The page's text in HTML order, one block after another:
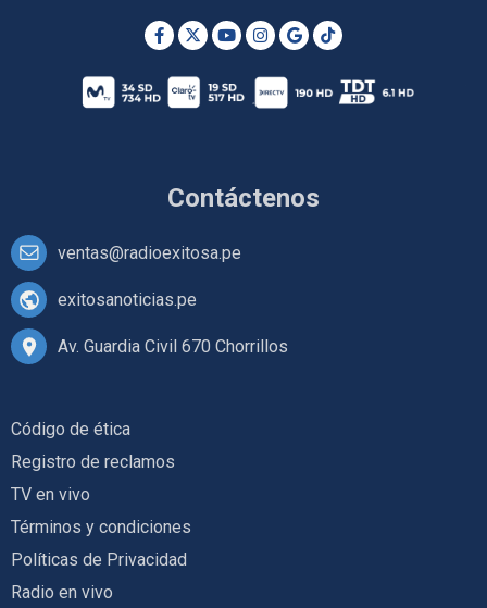
Contáctenos
ventas@radioexitosa.pe
exitosanoticias.pe
Av. Guardia Civil 670 Chorrillos
Código de ética
Registro de reclamos
TV en vivo
Términos y condiciones
Políticas de Privacidad
Radio en vivo